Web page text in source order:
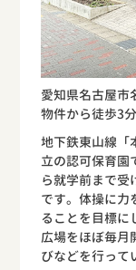
愛知県名古屋市
物件から徒歩3分
地下鉄東山線「
立の認可保育園
ら就学前まで
です。体操に力
ることを目標に
広場をほぼ毎月
びなどを行って